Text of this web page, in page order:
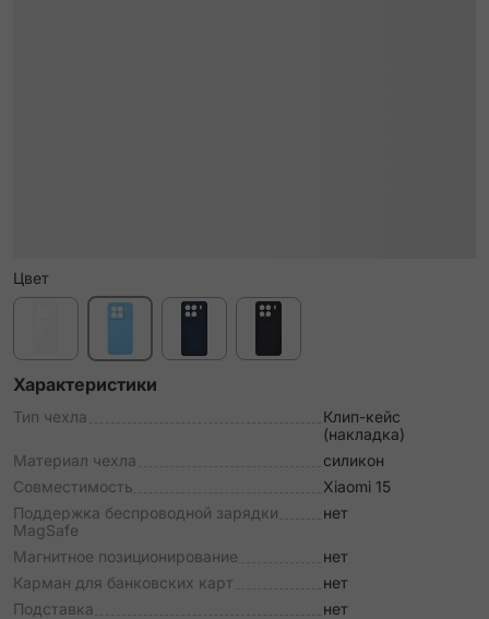
Цвет
Характеристики
Тип чехла
Клип-кейс
(накладка)
Материал чехла
силикон
Совместимость
Xiaomi 15
Поддержка беспроводной зарядки
MagSafe
нет
Магнитное позиционирование
нет
Карман для банковских карт
нет
Подставка
нет